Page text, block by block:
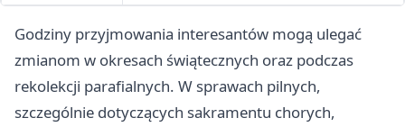
Godziny przyjmowania interesantów mogą ulegać
zmianom w okresach świątecznych oraz podczas
rekolekcji parafialnych. W sprawach pilnych,
szczególnie dotyczących sakramentu chorych,